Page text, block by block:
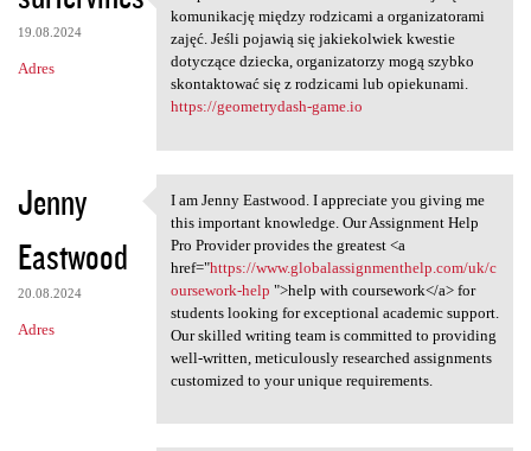
19.08.2024
Adres
Uzupełniona kartoteka
komunikację między rodzicami a organizatorami
zajęć. Jeśli pojawią się jakiekolwiek kwestie
dotyczące dziecka, organizatorzy mogą szybko
skontaktować się z rodzicami lub opiekunami.
https://geometrydash-game.io
Jenny
Eastwood
20.08.2024
Adres
I am Jenny Eastwood. I
I am Jenny Eastwood. I appreciate you giving me
this important knowledge. Our Assignment Help
Pro Provider provides the greatest <a
href="https://www.globalassignmenthelp.com/uk/c
oursework-help ">help with coursework</a> for
students looking for exceptional academic support.
Our skilled writing team is committed to providing
well-written, meticulously researched assignments
customized to your unique requirements.